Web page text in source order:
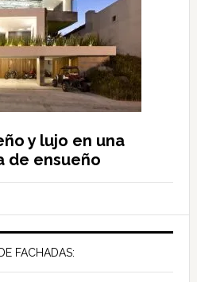
y lujo en una
de ensueño
FACHADAS: